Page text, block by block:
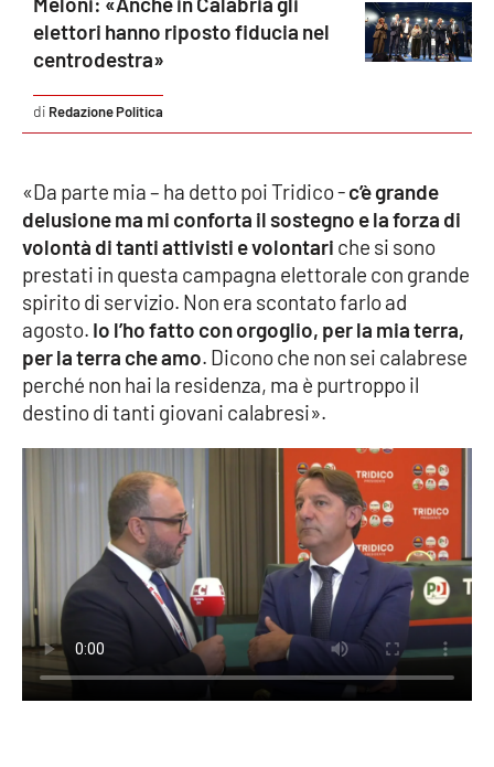
Catanzaro
Crotone
Vibo Valentia
Reggio Calabria
Cosenza
Lamezia Terme
PROGETTI
SPECIALI
Buona Sanità Calabria
LA
CALABRIAVISIONE
elettori hanno riposto fiducia nel
centrodestra»
Redazione Politica
«Da parte mia – ha detto poi Tridico -c’è grande
delusione ma mi conforta il sostegno e la forza di
volontà di tanti attivisti e volontari che si sono
prestati in questa campagna elettorale con grande
spirito di servizio. Non era scontato farlo ad
agosto. Io l’ho fatto con orgoglio, per la mia terra,
per la terra che amo. Dicono che non sei calabrese
perché non hai la residenza, ma è purtroppo il
destino di tanti giovani calabresi».